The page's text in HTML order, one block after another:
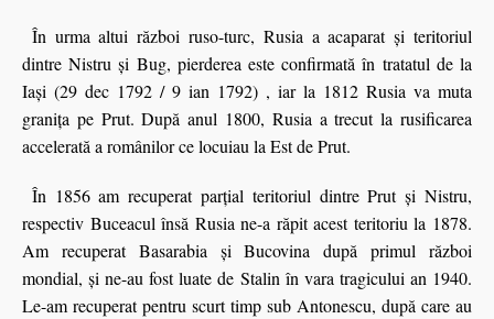
În urma altui război ruso-turc, Rusia a acaparat și teritoriul
dintre Nistru şi Bug, pierderea este confirmată în tratatul de la
Iaşi (29 dec 1792 / 9 ian 1792) , iar la 1812 Rusia va muta
granița pe Prut. După anul 1800, Rusia a trecut la rusificarea
accelerată a românilor ce locuiau la Est de Prut.
În 1856 am recuperat parțial teritoriul dintre Prut și Nistru,
respectiv Buceacul însă Rusia ne-a răpit acest teritoriu la 1878.
Am recuperat Basarabia şi Bucovina după primul război
mondial, și ne-au fost luate de Stalin în vara tragicului an 1940.
Le-am recuperat pentru scurt timp sub Antonescu, după care au